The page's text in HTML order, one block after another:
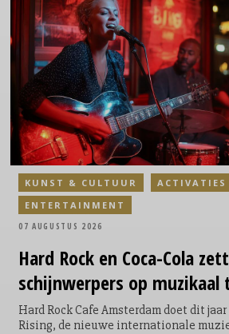
Hard Rock en Coca-Cola
schijnwerpers op muzikaal
Hard Rock Cafe Amsterdam doet dit
Rising, de nieuwe internationale
KUNST & CULTUUR
ACTIVATIES
ENTERTAINMENT
07 AUGUSTUS 2026